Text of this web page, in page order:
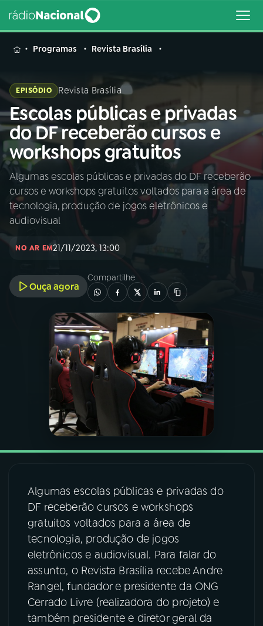
MENU
Buscar
na
Rádio
Nacional
Buscar
AO VIVO
01INÍCIO
02A RÁDIO
03PROGRAMAÇÃO
PROGRAMAS
PODCASTS
VIDEOCASTS
08 FESTIVAL DE MÚSICA
ACOMPANHE A RÁDIO NACIONAL
YouTube Facebook
Instagram
TikTok
Programas Revista Brasília
EPISÓDIO Revista Brasília
Escolas públicas e privadas
do DF receberão cursos e
workshops gratuitos
Algumas escolas públicas e privadas do DF receberão
cursos e workshops gratuitos voltados para a área de
tecnologia, produção de jogos eletrônicos e
audiovisual
NO AR EM21/11/2023, 13:00
Ouça agora
Compartilhe
Algumas escolas públicas e privadas do
DF receberão cursos e workshops
gratuitos voltados para a área de
tecnologia, produção de jogos
eletrônicos e audiovisual. Para falar do
assunto, o Revista Brasília recebe Andre
Rangel, fundador e presidente da ONG
Cerrado Livre (realizadora do projeto) e
também presidente e diretor geral da